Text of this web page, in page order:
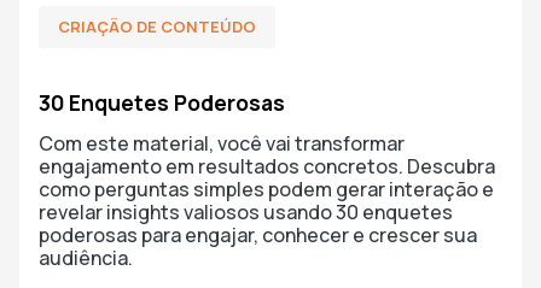
CRIAÇÃO DE CONTEÚDO
30 Enquetes Poderosas
Com este material, você vai transformar
engajamento em resultados concretos. Descubra
como perguntas simples podem gerar interação e
revelar insights valiosos usando 30 enquetes
poderosas para engajar, conhecer e crescer sua
audiência.